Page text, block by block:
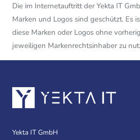
Die im Internetauftritt der Yekta IT
Marken und Logos sind geschützt. Es
diese Marken oder Logos ohne
jeweiligen Markenrechtsinhaber zu
Yekta IT GmbH